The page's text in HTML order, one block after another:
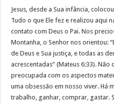
Jesus, desde a Sua infância,
Tudo o que Ele fez e realizou aqui
contato com Deus o Pai. Nos
Montanha, o Senhor nos orientou:
de Deus e Sua justiça, e todas as
acrescentadas” (Mateus 6:33).
preocupada com os aspectos
uma obsessão em nosso viver. Há
trabalho, ganhar, comprar, gastar.